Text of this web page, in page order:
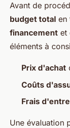
Avant de
budget total en
financement et
éléments à
Prix d'achat
Coûts
Frais
Une évaluation